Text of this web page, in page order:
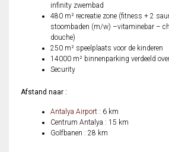
infinity zwembad
480 m² recreatie zone (fitness + 2
stoombaden (m/w) –vitaminebar –
douche)
250 m² speelplaats voor de kinderen
14000 m² binnenparking verdeeld
Security
Afstand naar :
Antalya Airport : 6 km
Centrum Antalya : 15 km
Golfbanen : 28 km